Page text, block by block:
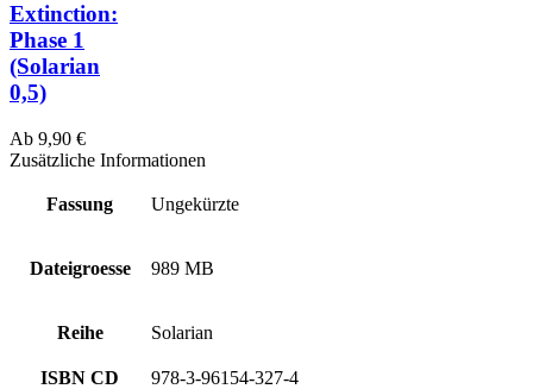
Extinction:
Phase 1
(Solarian
0,5)
Ab 9,90 €
Zusätzliche Informationen
Fassung Ungekürzte
Dateigroesse 989 MB
Reihe Solarian
ISBN CD
978-3-96154-327-4